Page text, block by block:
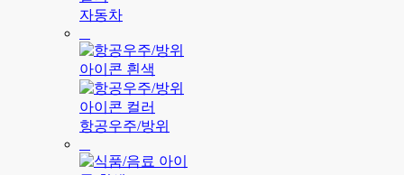
자동차
항공우주/방위